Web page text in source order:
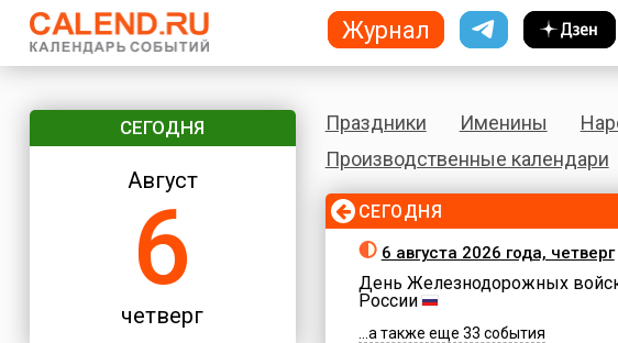
СЕГОДНЯ
Август
6
четверг
Праздники Именины
Производственные календари
СЕГОДНЯ
6 августа 2026 года, четверг
День Железнодорожных
России
...а также еще 33 события
Журнал